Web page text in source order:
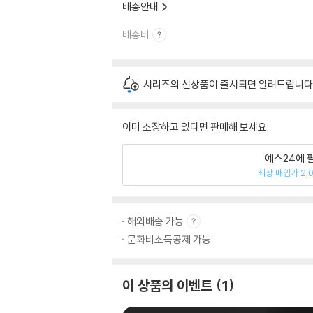
배송안내
배송비
시리즈의 신상품이 출시되면 알려드립니
이미 소장하고 있다면 판매해 보세요.
예스24에
최상 매입가
해외배송 가능
문화비소득공제 가능
이 상품의 이벤트 1